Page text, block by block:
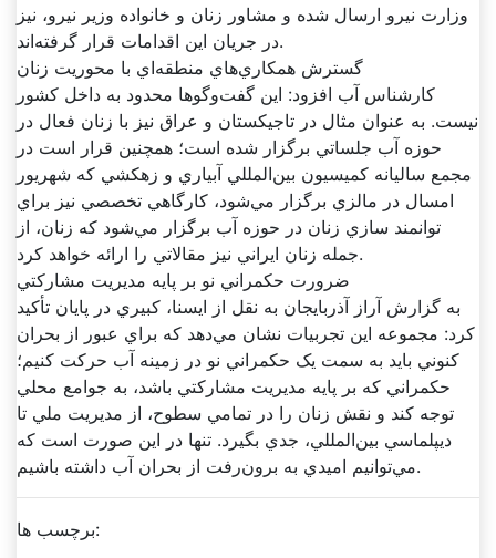
وزارت نيرو ارسال شده و مشاور زنان و خانواده وزير نيرو، نيز
در جريان اين اقدامات قرار گرفته‌اند.
گسترش همکاري‌هاي منطقه‌اي با محوريت زنان
کارشناس آب افزود: اين گفت‌وگوها محدود به داخل کشور
نيست. به عنوان مثال در تاجيکستان و عراق نيز با زنان فعال در
حوزه آب جلساتي برگزار شده است؛ همچنين قرار است در
مجمع ساليانه کميسيون بين‌المللي آبياري و زهکشي که شهريور
امسال در مالزي برگزار مي‌شود، کارگاهي تخصصي نيز براي
توانمند سازي زنان در حوزه آب برگزار مي‌شود که زنان، از
جمله زنان ايراني نيز مقالاتي را ارائه خواهد کرد.
ضرورت حکمراني نو بر پايه مديريت مشارکتي
به گزارش آراز آذربايجان به نقل از ايسنا، کبيري در پايان تأکيد
کرد: مجموعه اين تجربيات نشان مي‌دهد که براي عبور از بحران
کنوني بايد به سمت يک حکمراني نو در زمينه آب حرکت کنيم؛
حکمراني‌ که بر پايه مديريت مشارکتي باشد، به جوامع محلي
توجه کند و نقش زنان را در تمامي سطوح، از مديريت ملي تا
ديپلماسي بين‌المللي، جدي بگيرد. تنها در اين صورت است که
مي‌توانيم اميدي به برون‌رفت از بحران آب داشته باشيم.
برچسب ها: